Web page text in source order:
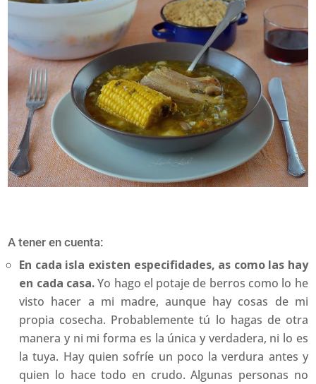
A tener en cuenta:
En cada isla existen especifidades, as como las hay
en cada casa.Yo hago el potaje de berros como lo he
visto hacer a mi madre, aunque hay cosas de mi
propia cosecha. Probablemente tú lo hagas de otra
manera y ni mi forma es la única y verdadera, ni lo es
la tuya. Hay quien sofríe un poco la verdura antes y
quien lo hace todo en crudo. Algunas personas no